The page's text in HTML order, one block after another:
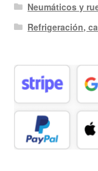
Neumáticos y
Refrigeración,